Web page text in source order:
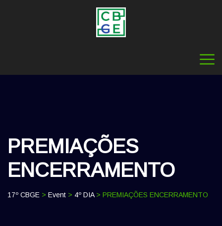
PREMIAÇÕES
ENCERRAMENTO
17º CBGE > Event > 4º DIA> PREMIAÇÕES ENCERRAMENTO